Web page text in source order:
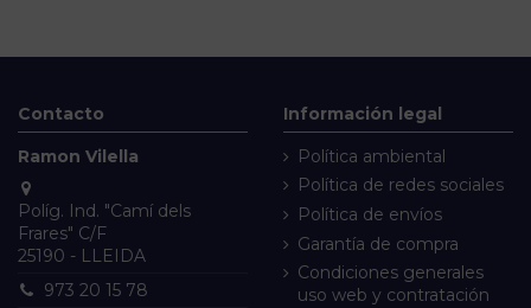
Contacto
Ramon Vilella
Políg. Ind. "Camí dels
Frares" C/F
25190 - LLEIDA
973 20 15 78
Información legal
Política ambiental
Política de redes sociales
Política de envíos
Garantía de compra
Condiciones generales
uso web y contratación